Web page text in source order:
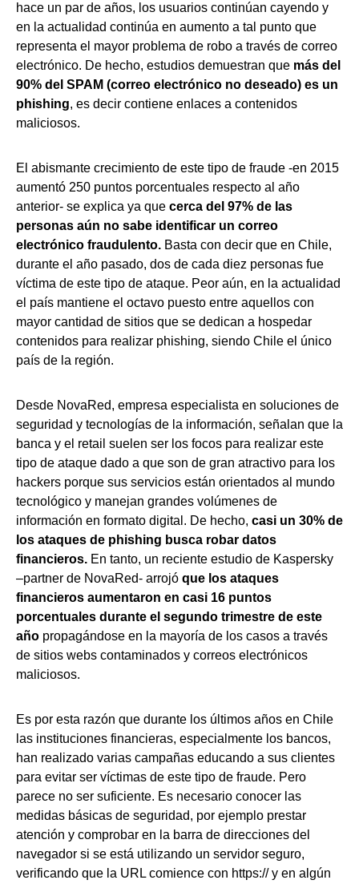
hace un par de años, los usuarios continúan cayendo y
en la actualidad continúa en aumento a tal punto que
representa el mayor problema de robo a través de correo
electrónico. De hecho, estudios demuestran que más del
90% del SPAM (correo electrónico no deseado) es un
phishing, es decir contiene enlaces a contenidos
maliciosos.
El abismante crecimiento de este tipo de fraude -en 2015
aumentó 250 puntos porcentuales respecto al año
anterior- se explica ya que cerca del 97% de las
personas aún no sabe identificar un correo
electrónico fraudulento. Basta con decir que en Chile,
durante el año pasado, dos de cada diez personas fue
víctima de este tipo de ataque. Peor aún, en la actualidad
el país mantiene el octavo puesto entre aquellos con
mayor cantidad de sitios que se dedican a hospedar
contenidos para realizar phishing, siendo Chile el único
país de la región.
Desde NovaRed, empresa especialista en soluciones de
seguridad y tecnologías de la información, señalan que la
banca y el retail suelen ser los focos para realizar este
tipo de ataque dado a que son de gran atractivo para los
hackers porque sus servicios están orientados al mundo
tecnológico y manejan grandes volúmenes de
información en formato digital. De hecho, casi un 30% de
los ataques de phishing busca robar datos
financieros. En tanto, un reciente estudio de Kaspersky
–partner de NovaRed- arrojó que los ataques
financieros aumentaron en casi 16 puntos
porcentuales durante el segundo trimestre de este
año propagándose en la mayoría de los casos a través
de sitios webs contaminados y correos electrónicos
maliciosos.
Es por esta razón que durante los últimos años en Chile
las instituciones financieras, especialmente los bancos,
han realizado varias campañas educando a sus clientes
para evitar ser víctimas de este tipo de fraude. Pero
parece no ser suficiente. Es necesario conocer las
medidas básicas de seguridad, por ejemplo prestar
atención y comprobar en la barra de direcciones del
navegador si se está utilizando un servidor seguro,
verificando que la URL comience con https:// y en algún